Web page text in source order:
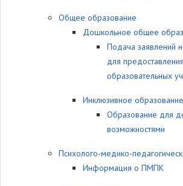
Общее образование
Дошкольное общее
Подача заявлений
для
образовательных
Инклюзивное образование
Образование для
возможностями
Психолого-медико-
Информация о ПМПК